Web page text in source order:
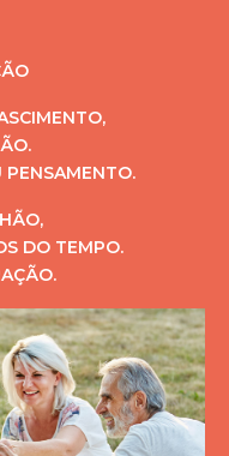
PENSAMENTO.
DO TEMPO.